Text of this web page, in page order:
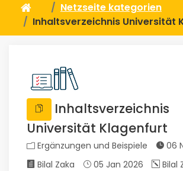
Netzseite kategorien
Inhaltsverzeichnis Universität
Inhaltsverzeichnis
Universität Klagenfurt
Ergänzungen und Beispiele
06
Bilal Zaka
05 Jan 2026
Bilal